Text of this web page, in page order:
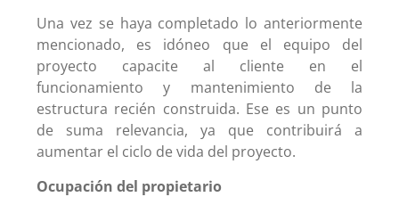
Una vez se haya completado lo anteriormente
mencionado, es idóneo que el equipo del
proyecto capacite al cliente en el
funcionamiento y mantenimiento de la
estructura recién construida. Ese es un punto
de suma relevancia, ya que contribuirá a
aumentar el ciclo de vida del proyecto.
Ocupación del propietario